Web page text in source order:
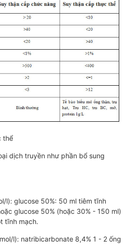
thể
dịch truyền như phần bổ sung
l): glucose 50%: 50 ml tiêm tĩnh
glucose 50% (hoặc 30% - 150 ml)
tĩnh mạch.
l): natribicarbonate 8,4% 1 - 2 ống